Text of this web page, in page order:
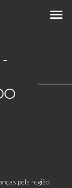
menu
pela região